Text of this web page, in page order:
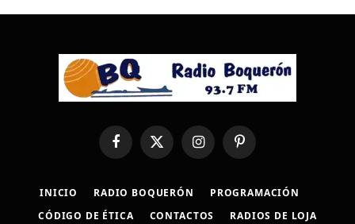
FacebookX
(Twitter)
InstagramPinterest
INICIO RADIO BOQUERÓN
PROGRAMACIÓN
CÓDIGO DE ÉTICA
CONTACTOS RADIOS DE LOJA